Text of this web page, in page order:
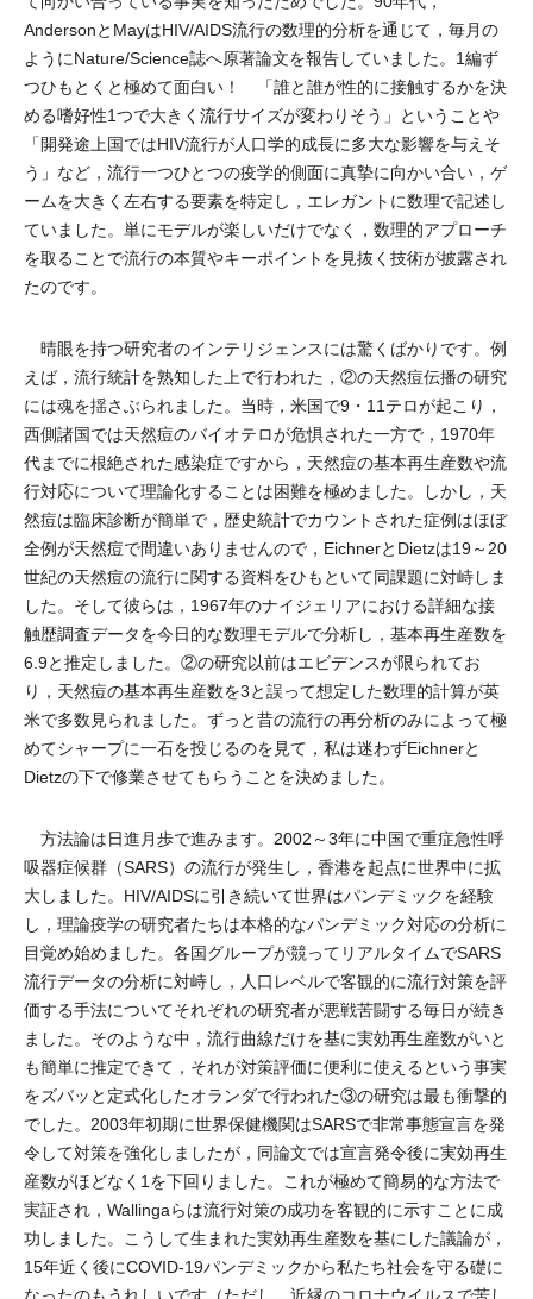
AndersonとMayはHIV/AIDS流行の数理的分析を通じて，毎月の
ようにNature/Science誌へ原著論文を報告していました。1編ず
つひもとくと極めて面白い！ 「誰と誰が性的に接触するかを決
める嗜好性1つで大きく流行サイズが変わりそう」ということや
「開発途上国ではHIV流行が人口学的成長に多大な影響を与えそ
う」など，流行一つひとつの疫学的側面に真摯に向かい合い，ゲ
ームを大きく左右する要素を特定し，エレガントに数理で記述し
ていました。単にモデルが楽しいだけでなく，数理的アプローチ
を取ることで流行の本質やキーポイントを見抜く技術が披露され
たのです。
晴眼を持つ研究者のインテリジェンスには驚くばかりです。例
えば，流行統計を熟知した上で行われた，②の天然痘伝播の研究
には魂を揺さぶられました。当時，米国で9・11テロが起こり，
西側諸国では天然痘のバイオテロが危惧された一方で，1970年
代までに根絶された感染症ですから，天然痘の基本再生産数や流
行対応について理論化することは困難を極めました。しかし，天
然痘は臨床診断が簡単で，歴史統計でカウントされた症例はほぼ
全例が天然痘で間違いありませんので，EichnerとDietzは19～20
世紀の天然痘の流行に関する資料をひもといて同課題に対峙しま
した。そして彼らは，1967年のナイジェリアにおける詳細な接
触歴調査データを今日的な数理モデルで分析し，基本再生産数を
6.9と推定しました。②の研究以前はエビデンスが限られてお
り，天然痘の基本再生産数を3と誤って想定した数理的計算が英
米で多数見られました。ずっと昔の流行の再分析のみによって極
めてシャープに一石を投じるのを見て，私は迷わずEichnerと
Dietzの下で修業させてもらうことを決めました。
方法論は日進月歩で進みます。2002～3年に中国で重症急性呼
吸器症候群（SARS）の流行が発生し，香港を起点に世界中に拡
大しました。HIV/AIDSに引き続いて世界はパンデミックを経験
し，理論疫学の研究者たちは本格的なパンデミック対応の分析に
目覚め始めました。各国グループが競ってリアルタイムでSARS
流行データの分析に対峙し，人口レベルで客観的に流行対策を評
価する手法についてそれぞれの研究者が悪戦苦闘する毎日が続き
ました。そのような中，流行曲線だけを基に実効再生産数がいと
も簡単に推定できて，それが対策評価に便利に使えるという事実
をズバッと定式化したオランダで行われた③の研究は最も衝撃的
でした。2003年初期に世界保健機関はSARSで非常事態宣言を発
令して対策を強化しましたが，同論文では宣言発令後に実効再生
産数がほどなく1を下回りました。これが極めて簡易的な方法で
実証され，Wallingaらは流行対策の成功を客観的に示すことに成
功しました。こうして生まれた実効再生産数を基にした議論が，
15年近く後にCOVID-19パンデミックから私たち社会を守る礎に